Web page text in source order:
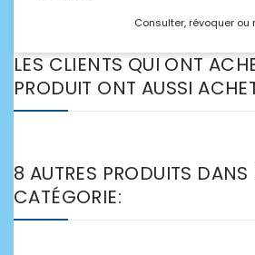
Consulter, révoquer
LES CLIENTS QUI ONT
PRODUIT ONT AUSSI
8 AUTRES PRODUITS DANS
CATÉGORIE: